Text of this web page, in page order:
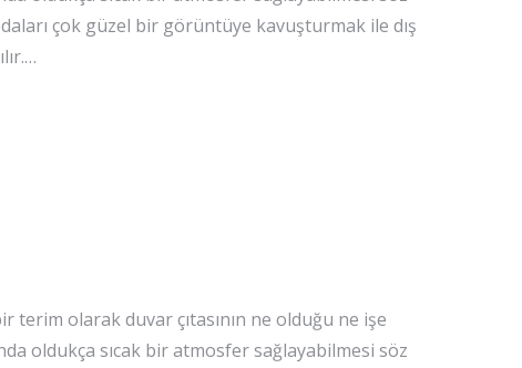
çok güzel bir görüntüye kavuşturmak ile dış
terim olarak duvar çıtasının ne olduğu ne işe
oldukça sıcak bir atmosfer sağlayabilmesi söz